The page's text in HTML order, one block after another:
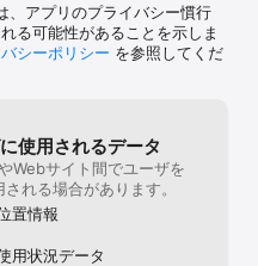
時間をTKTSに並んで時間を無
。そして入手できるかわから
て確実にチケットを確保した
、アプリのプライバシー慣行
る可能性があることを示しま
シーポリシー を参照してくだ
使用されるデータ
Webサイト間でユーザを
れる場合があります。
置情報
用状況データ